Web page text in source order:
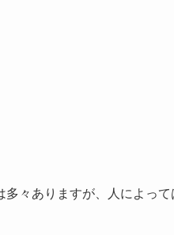
々ありますが、人によっ